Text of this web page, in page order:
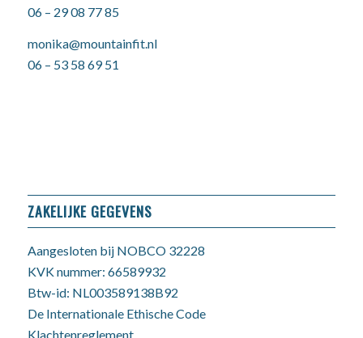
06 – 29 08 77 85
monika@mountainfit.nl
06 – 53 58 69 51
ZAKELIJKE GEGEVENS
Aangesloten bij NOBCO 32228
KVK nummer: 66589932
Btw-id: NL003589138B92
De Internationale Ethische Code
Klachtenreglement